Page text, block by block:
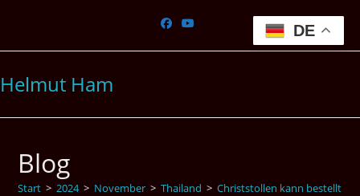
springen
Helmut Ham
Blog
Start > 2024 > November > Thailand > Christstollen kann bestellt
DE